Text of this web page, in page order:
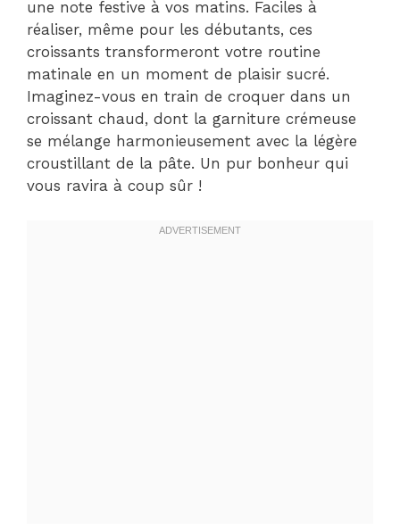
une note festive à vos matins. Faciles à
réaliser, même pour les débutants, ces
croissants transformeront votre routine
matinale en un moment de plaisir sucré.
Imaginez-vous en train de croquer dans un
croissant chaud, dont la garniture crémeuse
se mélange harmonieusement avec la légère
croustillant de la pâte. Un pur bonheur qui
vous ravira à coup sûr !